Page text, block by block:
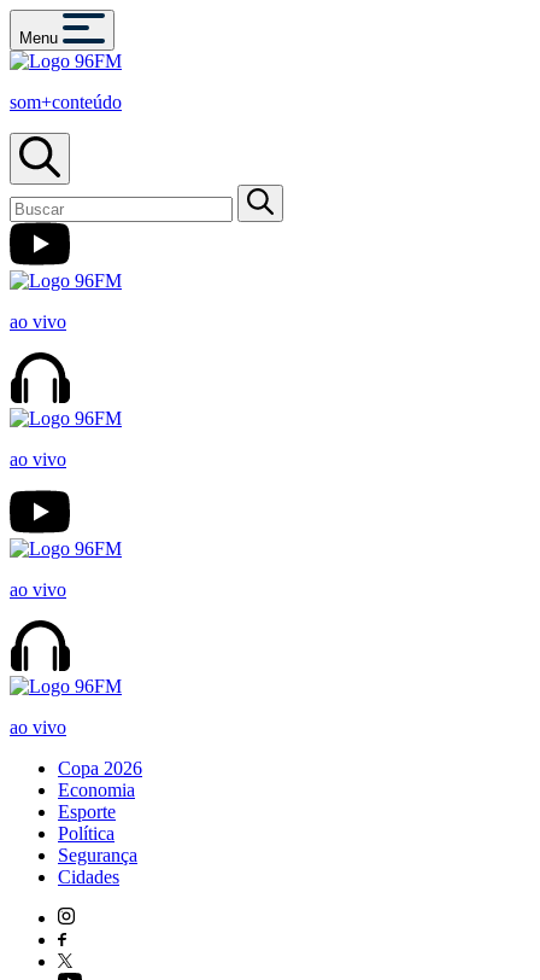
Menu
som+conteúdo
ao vivo
ao vivo
ao vivo
ao vivo
Copa 2026
Economia
Esporte
Política
Segurança
Cidades